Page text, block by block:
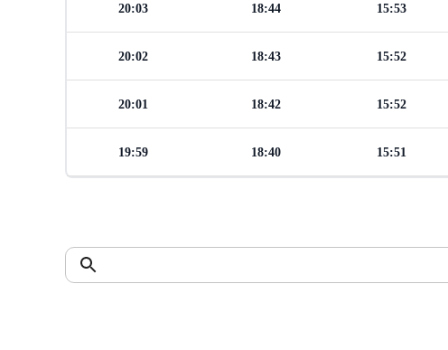
15:53
18:44
20:03
15:52
18:43
20:02
15:52
18:42
20:01
15:51
18:40
19:59